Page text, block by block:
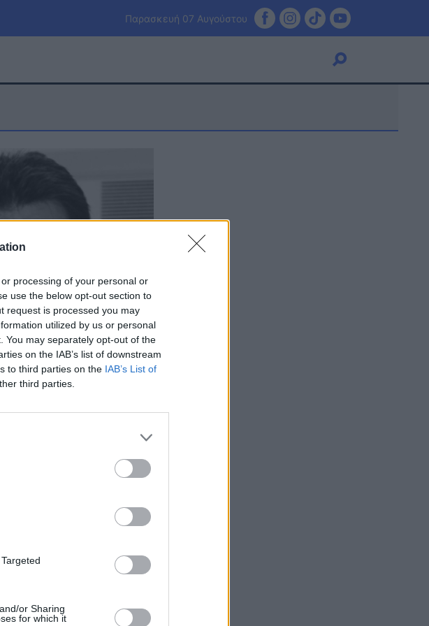
processing of your personal or
use the below opt-out section to
request is processed you may
utilized by us or personal
You may separately opt-out of the
on the IAB’s list of downstream
to third parties on the IAB’s List of
third parties.
or Sharing
for which it
Παρασκευή 07 Αυγούστου
ΕΣΠΑ
Πίστη
Αγίου